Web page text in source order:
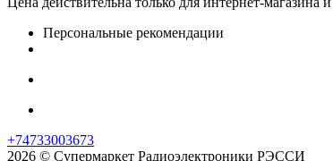
Персональные рекомендации
+74733003673
2026 © Супермаркет Радиоэлектроники РЭССИ